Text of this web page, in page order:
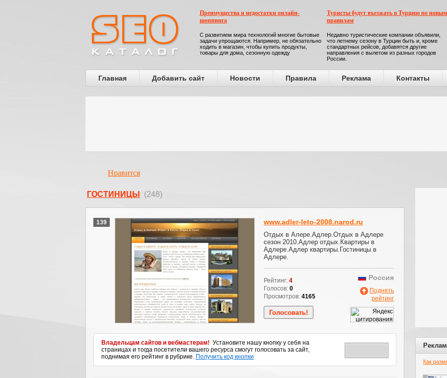
Преимущества и недостатки онлайн-
шоппинга
С развитием мира технологий многие бытовые
задачи упрощаются. Например, не обязательно
ходить в магазин, чтобы купить продукты,
товары для дома, сезонную одежду
Туристы будут въезжать в Турцию по новым
правилам
Недавно туристические компании объявили,
что летнему сезону в Турции быть и, кроме
стандартных рейсов, добавятся другие
направления с вылетом из разных городов
России.
Главная Добавить сайт Новости Правила Реклама Контакты
Нравится
ГОСТИНИЦЫ (248)
139 www.adler-leto-2008.narod.ru
Отдых в Алере.Адлер.Отдых в Адлере
сезон 2010.Адлер отдых.Квартиры в
Адлере.Адлер квартиры.Гостиницы в
Адлере.
Рейтинг: 4
Голосов: 0
Просмотров: 4165
Россия
Поднять
рейтинг
Владельцам сайтов и вебмастерам! Установите нашу кнопку у себя на
страницах и тогда посетители вашего ресурса смогут голосовать за сайт,
поднимая его рейтинг в рубрике. Получить код кнопки
Как